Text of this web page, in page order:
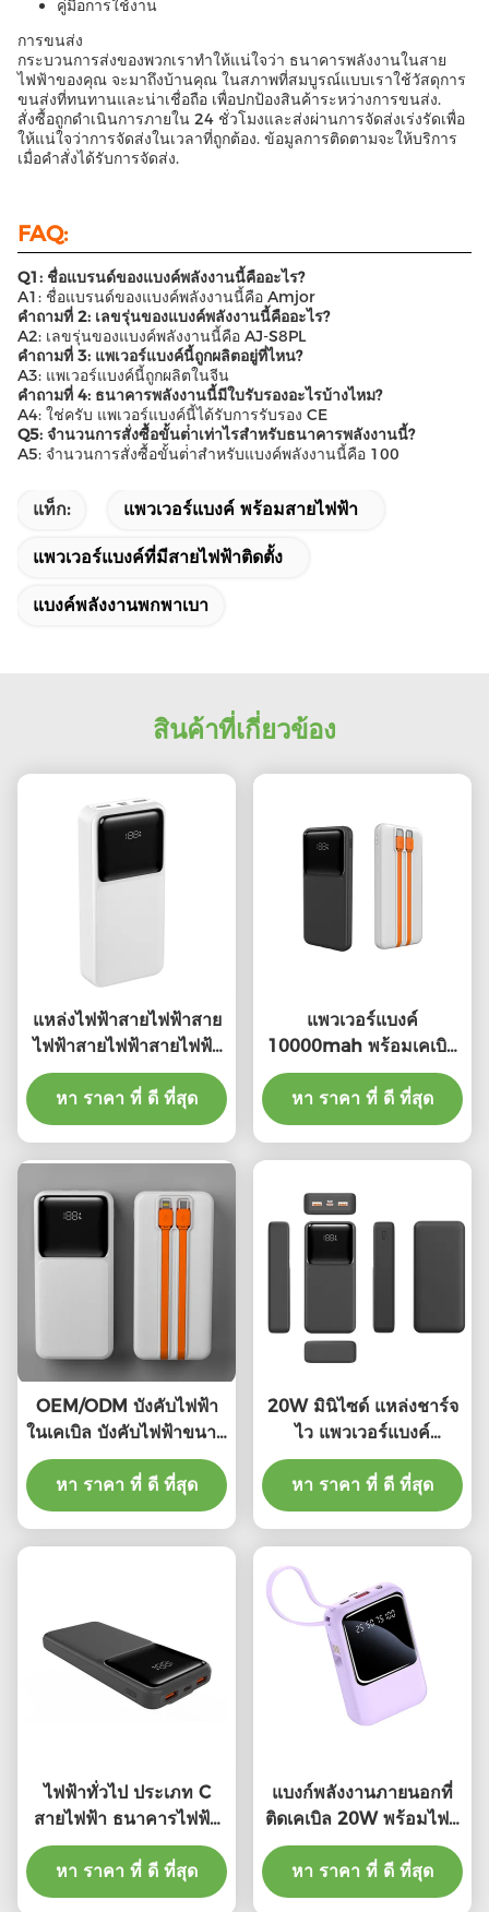
คู่มือการใช้งาน
การขนส่ง
กระบวนการส่งของพวกเราทําให้แน่ใจว่า ธนาคารพลังงานในสาย
ไฟฟ้าของคุณ จะมาถึงบ้านคุณ ในสภาพที่สมบูรณ์แบบเราใช้วัสดุการ
ขนส่งที่ทนทานและน่าเชื่อถือ เพื่อปกป้องสินค้าระหว่างการขนส่ง.
สั่งซื้อถูกดําเนินการภายใน 24 ชั่วโมงและส่งผ่านการจัดส่งเร่งรัดเพื่อ
ให้แน่ใจว่าการจัดส่งในเวลาที่ถูกต้อง. ข้อมูลการติดตามจะให้บริการ
เมื่อคําสั่งได้รับการจัดส่ง.
FAQ:
Q1: ชื่อแบรนด์ของแบงค์พลังงานนี้คืออะไร?
A1: ชื่อแบรนด์ของแบงค์พลังงานนี้คือ Amjor
คําถามที่ 2: เลขรุ่นของแบงค์พลังงานนี้คืออะไร?
A2: เลขรุ่นของแบงค์พลังงานนี้คือ AJ-S8PL
คําถามที่ 3: แพเวอร์แบงค์นี้ถูกผลิตอยู่ที่ไหน?
A3: แพเวอร์แบงค์นี้ถูกผลิตในจีน
คําถามที่ 4: ธนาคารพลังงานนี้มีใบรับรองอะไรบ้างไหม?
A4: ใช่ครับ แพเวอร์แบงค์นี้ได้รับการรับรอง CE
Q5: จํานวนการสั่งซื้อขั้นต่ําเท่าไรสําหรับธนาคารพลังงานนี้?
A5: จํานวนการสั่งซื้อขั้นต่ําสําหรับแบงค์พลังงานนี้คือ 100
แท็ก: แพวเวอร์แบงค์ พร้อมสายไฟฟ้า
แพวเวอร์แบงค์ที่มีสายไฟฟ้าติดตั้ง
แบงค์พลังงานพกพาเบา
สินค้าที่เกี่ยวข้อง
แหล่งไฟฟ้าสายไฟฟ้าสาย
ไฟฟ้าสายไฟฟ้าสายไฟฟ้า
สายไฟฟ้า
หา ราคา ที่ ดี ที่สุด
แพวเวอร์แบงค์
10000mah พร้อมเคเบิล
ในตัว แพวเวอร์แบงค์
พร้อมเคเบิล Usb C ในตัว
หา ราคา ที่ ดี ที่สุด
OEM/ODM บังคับไฟฟ้า
ในเคเบิล บังคับไฟฟ้าขนาด
เล็ก
หา ราคา ที่ ดี ที่สุด
20W มินิไซด์ แหล่งชาร์จ
ไว แพวเวอร์แบงค์
20000mAh แพวเวอร์
แบงค์เดินทางพกพา
หา ราคา ที่ ดี ที่สุด
ไฟฟ้าทั่วไป ประเภท C
สายไฟฟ้า ธนาคารไฟฟ้า
สีดํา สีขาว การป้องกันการ
ชาร์จเกิน
หา ราคา ที่ ดี ที่สุด
แบงก์พลังงานภายนอกที่
ติดเคเบิล 20W พร้อมไฟชี้
วัด LED
หา ราคา ที่ ดี ที่สุด